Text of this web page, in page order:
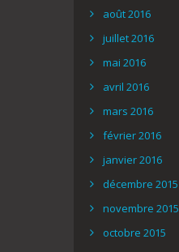
août 2016
juillet 2016
mai 2016
avril 2016
mars 2016
février 2016
janvier 2016
décembre 2015
novembre 2015
octobre 2015